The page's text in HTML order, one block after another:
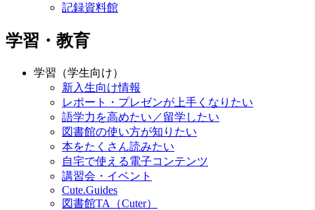
記録資料館
学習・教育
学習（学生向け）
新入生向け情報
レポート・プレゼンが上手くなりたい
語学力を高めたい／留学したい
図書館の使い方が知りたい
本をたくさん読みたい
自宅で使える電子コンテンツ
講習会・イベント
Cute.Guides
図書館TA（Cuter）